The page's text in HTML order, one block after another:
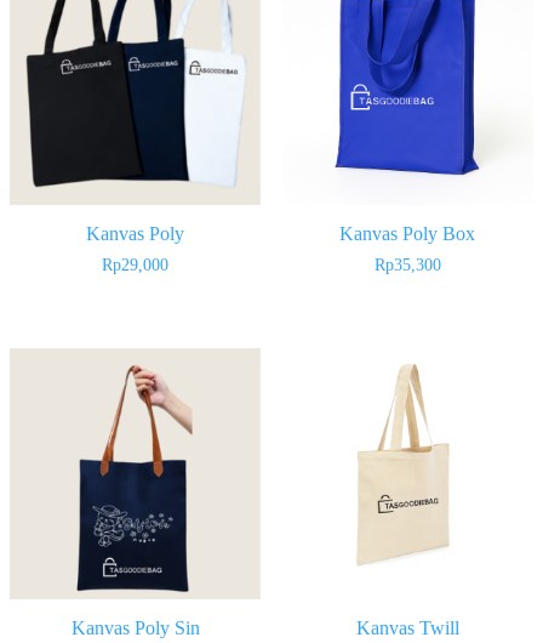
Kanvas Poly
Rp29,000
Kanvas Poly Box
Rp35,300
Kanvas Poly Sin Kanvas Twill